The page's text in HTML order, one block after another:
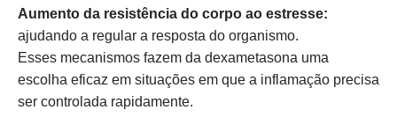
Aumento da resistência do corpo ao estresse:
ajudando a regular a resposta do organismo.
Esses mecanismos fazem da dexametasona uma
escolha eficaz em situações em que a inflamação precisa
ser controlada rapidamente.